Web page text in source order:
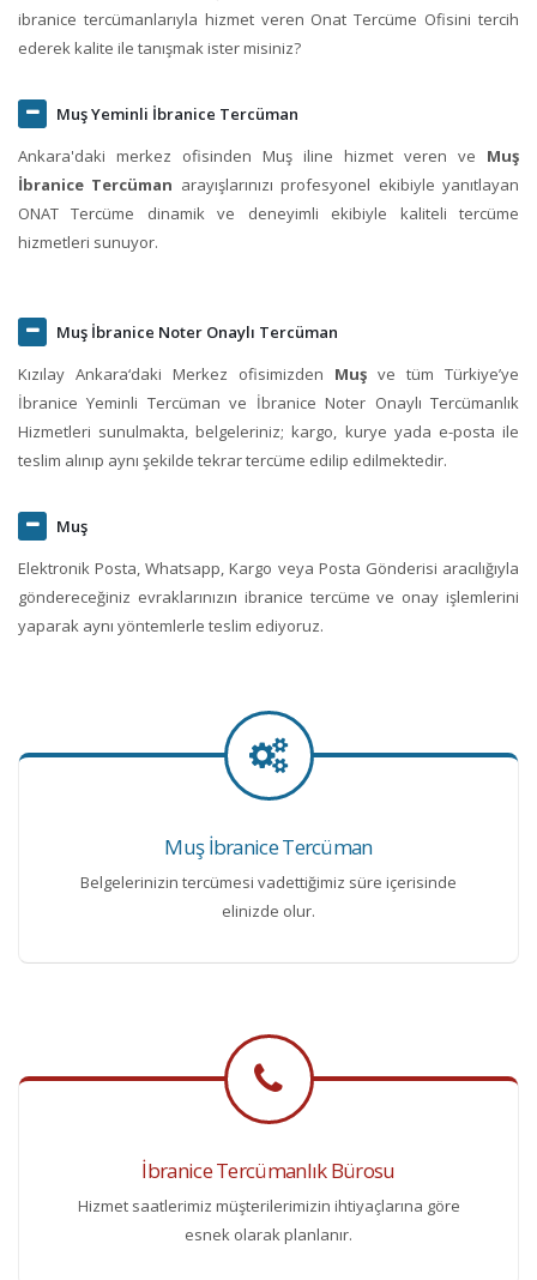
ibranice tercümanlarıyla hizmet veren Onat Tercüme Ofisini tercih
ederek kalite ile tanışmak ister misiniz?
Muş Yeminli İbranice Tercüman
Ankara'daki merkez ofisinden Muş iline hizmet veren ve Muş
İbranice Tercüman arayışlarınızı profesyonel ekibiyle yanıtlayan
ONAT Tercüme dinamik ve deneyimli ekibiyle kaliteli tercüme
hizmetleri sunuyor.
Muş İbranice Noter Onaylı Tercüman
Kızılay Ankara‘daki Merkez ofisimizden Muş ve tüm Türkiye’ye
İbranice Yeminli Tercüman ve İbranice Noter Onaylı Tercümanlık
Hizmetleri sunulmakta, belgeleriniz; kargo, kurye yada e-posta ile
teslim alınıp aynı şekilde tekrar tercüme edilip edilmektedir.
Muş
Elektronik Posta, Whatsapp, Kargo veya Posta Gönderisi aracılığıyla
göndereceğiniz evraklarınızın ibranice tercüme ve onay işlemlerini
yaparak aynı yöntemlerle teslim ediyoruz.
Muş İbranice Tercüman
Belgelerinizin tercümesi vadettiğimiz süre içerisinde
elinizde olur.
İbranice Tercümanlık Bürosu
Hizmet saatlerimiz müşterilerimizin ihtiyaçlarına göre
esnek olarak planlanır.